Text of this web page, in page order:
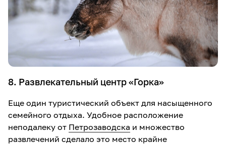
8. Развлекательный центр «Горка»
Еще один туристический объект для насыщенного
семейного отдыха. Удобное расположение
неподалеку от Петрозаводска и множество
развлечений сделало это место крайне